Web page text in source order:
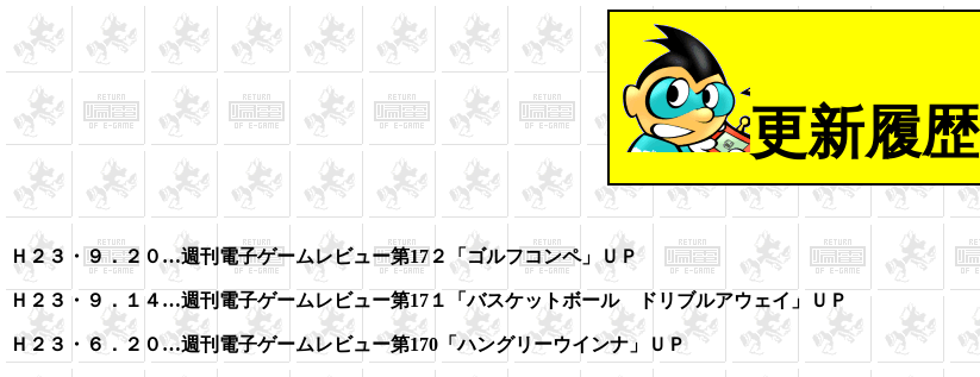
更新履歴
Ｈ２３・９．２０…週刊電子ゲームレビュー第17２「ゴルフコンペ」ＵＰ
Ｈ２３・９．１４…週刊電子ゲームレビュー第17１「バスケットボール ドリブルアウェイ」ＵＰ
Ｈ２３・６．２０…週刊電子ゲームレビュー第170「ハングリーウインナ」ＵＰ